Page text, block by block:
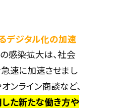
デジタル化の加速
感染拡大は、社会
速に加速させまし
ンライン商談など、
た新たな働き方や